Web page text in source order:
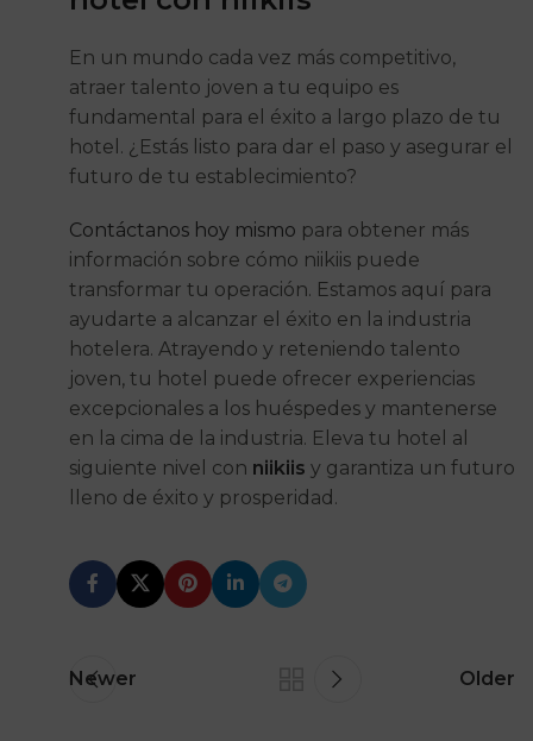
En un mundo cada vez más competitivo,
atraer talento joven a tu equipo es
fundamental para el éxito a largo plazo de tu
hotel. ¿Estás listo para dar el paso y asegurar el
futuro de tu establecimiento?
Contáctanos hoy mismo para obtener más
información sobre cómo niikiis puede
transformar tu operación. Estamos aquí para
ayudarte a alcanzar el éxito en la industria
hotelera. Atrayendo y reteniendo talento
joven, tu hotel puede ofrecer experiencias
excepcionales a los huéspedes y mantenerse
en la cima de la industria. Eleva tu hotel al
siguiente nivel con niikiis y garantiza un futuro
lleno de éxito y prosperidad.
Newer Older